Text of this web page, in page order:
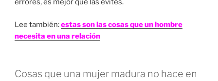
errores, es mejor que las evites.
Lee también:estas son las cosas que un hombre
necesita en una relación
Cosas que una mujer madura no hace en